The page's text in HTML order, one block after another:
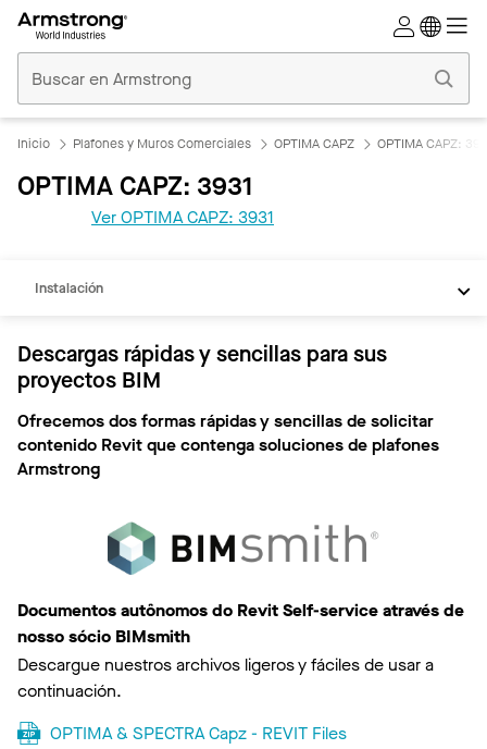
Comerciales
Inicio
Inicio Plafones y Muros Comerciales OPTIMA CAPZ OPTIMA CAPZ:
OPTIMA CAPZ: 3931
Ver OPTIMA CAPZ: 3931
Instalación
Descargas rápidas y sencillas para sus
proyectos BIM
Ofrecemos dos formas rápidas y sencillas de solicitar
contenido Revit que contenga soluciones de plafones
Armstrong
Documentos autônomos do Revit Self-service através de
nosso sócio BIMsmith
Descargue nuestros archivos ligeros y fáciles de usar a
continuación.
OPTIMA & SPECTRA Capz - REVIT Files